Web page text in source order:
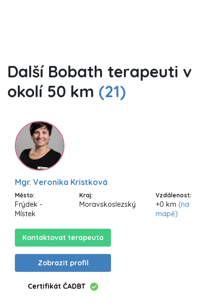
Další Bobath terapeuti v
okolí 50 km (21)
Mgr. Veronika Kristková
Město:
Frýdek -
Místek
Kraj:
Moravskoslezský
Vzdálenost:
+0 km (na
mapě)
Kontaktovat terapeuta
Zobrazit profil
Certifikát ČADBT